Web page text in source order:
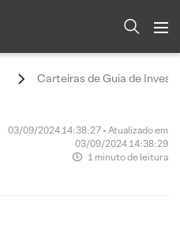
Carteiras de Guia de
03/09/2024 14:38:27 • Atualizado em
03/09/2024 14:38:29
1 minuto de leitura